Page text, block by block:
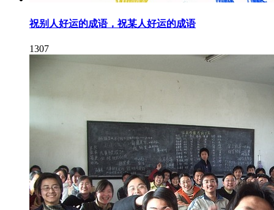
祝别人好运的成语，祝某人好运的成语
1307